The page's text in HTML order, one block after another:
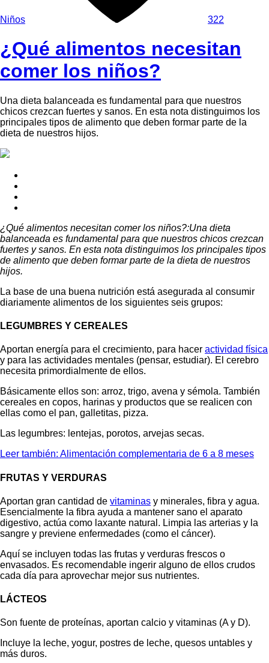
Niños 322
¿Qué alimentos necesitan
comer los niños?
Una dieta balanceada es fundamental para que nuestros
chicos crezcan fuertes y sanos. En esta nota distinguimos los
principales tipos de alimento que deben formar parte de la
dieta de nuestros hijos.
¿Qué alimentos necesitan comer los niños?:Una dieta
balanceada es fundamental para que nuestros chicos crezcan
fuertes y sanos. En esta nota distinguimos los principales tipos
de alimento que deben formar parte de la dieta de nuestros
hijos.
La base de una buena nutrición está asegurada al consumir
diariamente alimentos de los siguientes seis grupos:
LEGUMBRES Y CEREALES
Aportan energía para el crecimiento, para hacer actividad física
y para las actividades mentales (pensar, estudiar). El cerebro
necesita primordialmente de ellos.
Básicamente ellos son: arroz, trigo, avena y sémola. También
cereales en copos, harinas y productos que se realicen con
ellas como el pan, galletitas, pizza.
Las legumbres: lentejas, porotos, arvejas secas.
Leer también: Alimentación complementaria de 6 a 8 meses
FRUTAS Y VERDURAS
Aportan gran cantidad de vitaminas y minerales, fibra y agua.
Esencialmente la fibra ayuda a mantener sano el aparato
digestivo, actúa como laxante natural. Limpia las arterias y la
sangre y previene enfermedades (como el cáncer).
Aquí se incluyen todas las frutas y verduras frescos o
envasados. Es recomendable ingerir alguno de ellos crudos
cada día para aprovechar mejor sus nutrientes.
LÁCTEOS
Son fuente de proteínas, aportan calcio y vitaminas (A y D).
Incluye la leche, yogur, postres de leche, quesos untables y
más duros.